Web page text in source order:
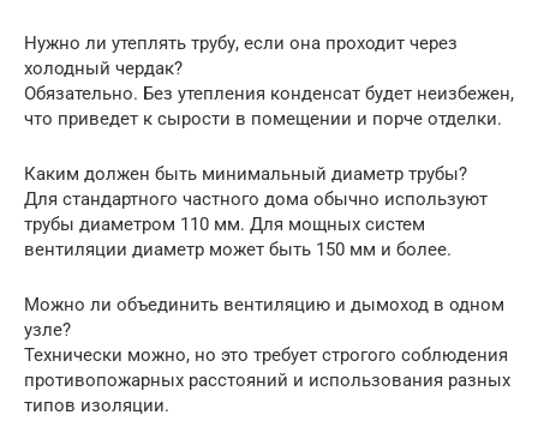
Нужно ли утеплять трубу, если она проходит через
холодный чердак?
Обязательно. Без утепления конденсат будет неизбежен,
что приведет к сырости в помещении и порче отделки.
Каким должен быть минимальный диаметр трубы?
Для стандартного частного дома обычно используют
трубы диаметром 110 мм. Для мощных систем
вентиляции диаметр может быть 150 мм и более.
Можно ли объединить вентиляцию и дымоход в одном
узле?
Технически можно, но это требует строгого соблюдения
противопожарных расстояний и использования разных
типов изоляции.